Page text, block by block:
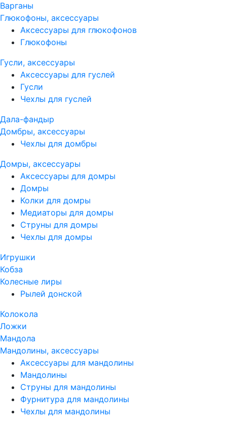
Варганы
Глюкофоны, аксессуары
Аксессуары для глюкофонов
Глюкофоны
Гусли, аксессуары
Аксессуары для гуслей
Гусли
Чехлы для гуслей
Дала-фандыр
Домбры, аксессуары
Чехлы для домбры
Домры, аксессуары
Аксессуары для домры
Домры
Колки для домры
Медиаторы для домры
Струны для домры
Чехлы для домры
Игрушки
Кобза
Колесные лиры
Рылей донской
Колокола
Ложки
Мандола
Мандолины, аксессуары
Аксессуары для мандолины
Мандолины
Струны для мандолины
Фурнитура для мандолины
Чехлы для мандолины